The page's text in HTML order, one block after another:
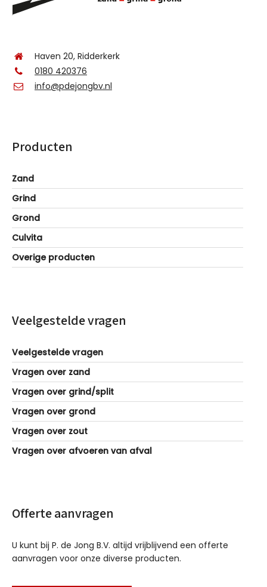
Haven 20, Ridderkerk
0180 420376
info@pdejongbv.nl
Producten
Zand
Grind
Grond
Culvita
Overige producten
Veelgestelde vragen
Veelgestelde vragen
Vragen over zand
Vragen over grind/split
Vragen over grond
Vragen over zout
Vragen over afvoeren van afval
Offerte aanvragen
U kunt bij P. de Jong B.V. altijd vrijblijvend een offerte
aanvragen voor onze diverse producten.